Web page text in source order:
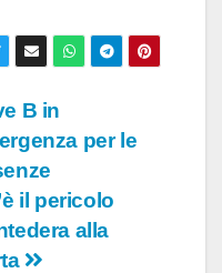
B in
per le
il pericolo
alla